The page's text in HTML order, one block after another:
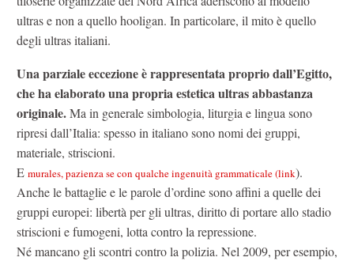
ultras e non a quello hooligan. In particolare, il mito è quello
degli ultras italiani.
Una parziale eccezione è rappresentata proprio dall’Egitto,
che ha elaborato una propria estetica ultras abbastanza
originale.Ma in generale simbologia, liturgia e lingua sono
ripresi dall’Italia: spesso in italiano sono nomi dei gruppi,
materiale, striscioni.
E murales, pazienza se con qualche ingenuità grammaticale (link).
Anche le battaglie e le parole d’ordine sono affini a quelle dei
gruppi europei: libertà per gli ultras, diritto di portare allo stadio
striscioni e fumogeni, lotta contro la repressione.
Né mancano gli scontri contro la polizia. Nel 2009, per esempio,